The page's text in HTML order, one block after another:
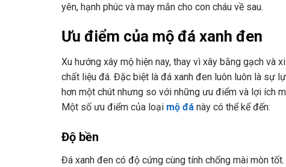
yên, hạnh phúc và may mắn cho con cháu về sau.
Ưu điểm của mộ đá xanh đen
Xu hướng xây mộ hiện nay, thay vì xây bằng gạch và
chất liệu đá. Đặc biệt là đá xanh đen luôn luôn là sự
hơn một chút nhưng so với những ưu điểm và lợi ích
Một số ưu điểm của loại mộ đá này có thể kể đến:
Độ bền
Đá xanh đen có độ cứng cùng tính chống mài mòn